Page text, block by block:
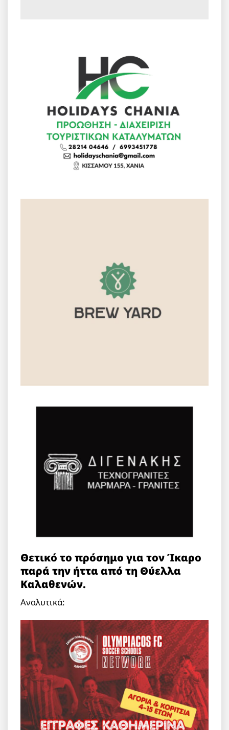
Θετικό το πρόσημο για τον Ίκαρο
παρά την ήττα από τη Θύελλα
Καλαθενών.
Αναλυτικά: